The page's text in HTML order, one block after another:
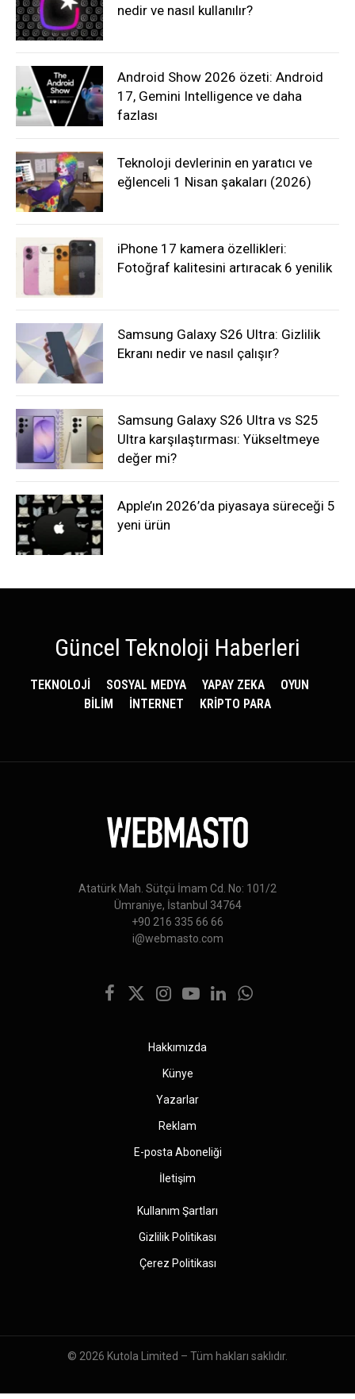
nedir ve nasıl kullanılır?
Android Show 2026 özeti: Android
17, Gemini Intelligence ve daha
fazlası
Teknoloji devlerinin en yaratıcı ve
eğlenceli 1 Nisan şakaları (2026)
iPhone 17 kamera özellikleri:
Fotoğraf kalitesini artıracak 6 yenilik
Samsung Galaxy S26 Ultra: Gizlilik
Ekranı nedir ve nasıl çalışır?
Samsung Galaxy S26 Ultra vs S25
Ultra karşılaştırması: Yükseltmeye
değer mi?
Apple’ın 2026’da piyasaya süreceği 5
yeni ürün
Güncel Teknoloji Haberleri
TEKNOLOJİ SOSYAL MEDYA YAPAY ZEKA
OYUN
BİLİM
İNTERNET KRİPTO PARA
Atatürk Mah. Sütçü İmam Cd. No: 101/2
Ümraniye, İstanbul 34764
+90 216 335 66 66
i@webmasto.com
Facebook
X
Instagram
YouTubeLinkedInWhatsApp
Hakkımızda
Künye
Yazarlar
Reklam
E-posta Aboneliği
İletişim
Kullanım Şartları
Gizlilik Politikası
Çerez Politikası
© 2026 Kutola Limited – Tüm hakları saklıdır.